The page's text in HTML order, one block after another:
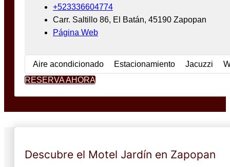
+523336604774
Carr. Saltillo 86, El Batán, 45190 Zapopan
Página Web
Aire acondicionado Estacionamiento Jacuzzi
RESERVA AHORA
Descubre el Motel Jardín en Zapopan